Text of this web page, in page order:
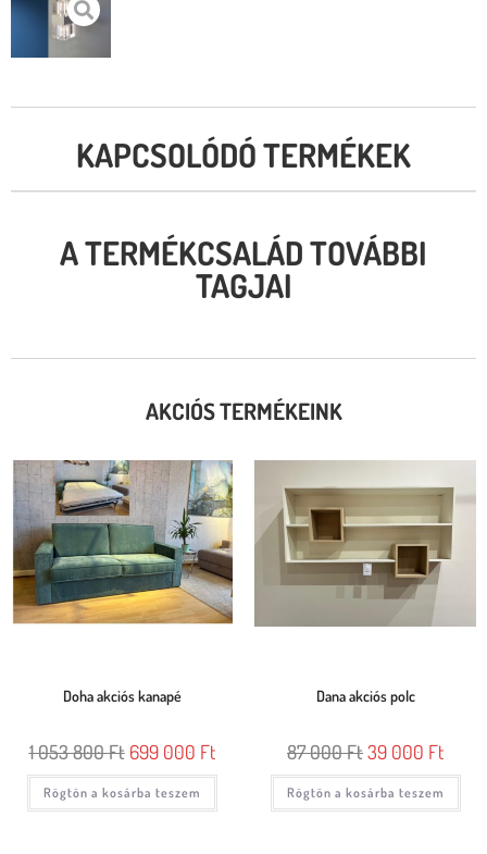
KAPCSOLÓDÓ TERMÉKEK
A TERMÉKCSALÁD TOVÁBBI
TAGJAI
AKCIÓS TERMÉKEINK
Doha akciós kanapé
1 053 800Ft 699 000 Ft
Rögtön a kosárba teszem
Dana akciós polc
87 000Ft39 000 Ft
Rögtön a kosárba teszem